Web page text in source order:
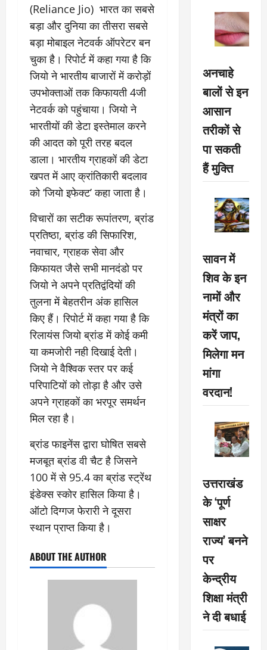
(Reliance Jio) भारत का सबसे
बड़ा और दुनिया का तीसरा सबसे
बड़ा मोबाइल नेटवर्क ऑपरेटर बन
चुका है। रिपोर्ट में कहा गया है कि
जियो ने भारतीय बाजारों में करोड़ों
उपभोक्ताओं तक किफायती 4जी
नेटवर्क को पहुंचाया। जियो ने
भारतीयों की डेटा इस्तेमाल करने
की आदत को पूरी तरह बदल
डाला। भारतीय ग्राहकों की डेटा
खपत में आए क्रांतिकारी बदलाव
को ‘जियो इफेक्ट’ कहा जाता है।
विचारों का सटीक रूपांतरण, ब्रांड
प्रतिष्ठा, ब्रांड की सिफारिश,
नवाचार, ग्राहक सेवा और
किफायत जैसे सभी मानदंडो पर
जियो ने अपने प्रतिद्वंदियों की
तुलना में बेहतरीन अंक हासिल
किए हैं। रिपोर्ट में कहा गया है कि
रिलायंस जियो ब्रांड में कोई कमी
या कमजोरी नही दिखाई देती।
जियो ने वैश्विक स्तर पर कई
परिपाटियों को तोड़ा है और उसे
अपने ग्राहकों का भरपूर समर्थन
मिल रहा है।
ब्रांड फाइनेंस द्वारा घोषित सबसे
मजबूत ब्रांड वी चैट है जिसने
100 में से 95.4 का ब्रांड स्ट्रेंथ
इंडेक्स स्कोर हासिल किया है।
ऑटो दिग्गज फेरारी ने दूसरा
स्थान प्राप्त किया है।
ABOUT THE AUTHOR
अनचाहे
बालों से इन
आसान
तरीकों से
पा सकती
हैं मुक्ति
सावन में
शिव के इन
नामों और
मंत्रों का
करें जाप,
मिलेगा मन
मांगा
वरदान!
उत्तराखंड
के ‘पूर्ण
साक्षर
राज्य’ बनने
पर
केन्द्रीय
शिक्षा मंत्री
ने दी बधाई